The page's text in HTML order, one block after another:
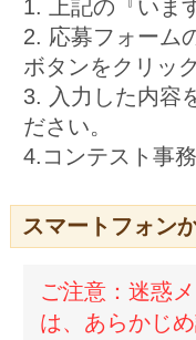
1. 上記の『いま
2. 応募フォーム
ボタンをクリッ
3. 入力した内容
ださい。
4.コンテスト事
スマートフォン
ご注意：迷惑
は、あらかじ